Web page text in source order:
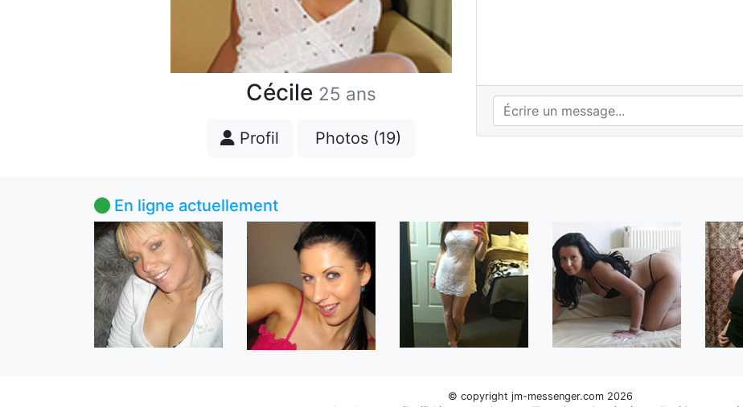
Cécile 25 ans
Profil Photos (19)
En ligne actuellement
© copyright jm-messenger.com 2026